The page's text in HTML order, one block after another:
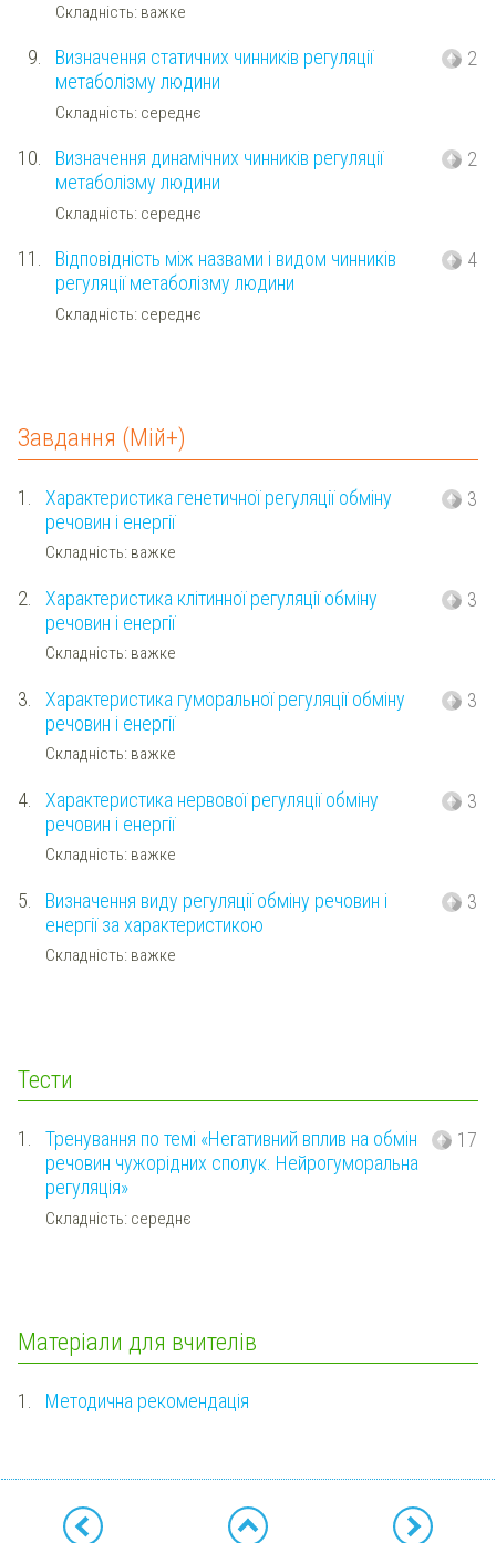
Складність: важке
9.
Визначення статичних чинників регуляції
метаболізму людини
Складність: середнє
2
10.
Визначення динамічних чинників регуляції
метаболізму людини
Складність: середнє
2
11.
Відповідність між назвами і видом чинників
регуляції метаболізму людини
Складність: середнє
4
Завдання (Мій+)
1.
Характеристика генетичної регуляції обміну
речовин і енергії
Складність: важке
3
2.
Характеристика клітинної регуляції обміну
речовин і енергії
Складність: важке
3
3.
Характеристика гуморальної регуляції обміну
речовин і енергії
Складність: важке
3
4.
Характеристика нервової регуляції обміну
речовин і енергії
Складність: важке
3
5.
Визначення виду регуляції обміну речовин і
енергії за характеристикою
Складність: важке
3
Тести
1.
Тренування по темі «Негативний вплив на обмін
речовин чужорідних сполук. Нейрогуморальна
регуляція»
Складність: середнє
17
Матеріали для вчителів
1. Методична рекомендація